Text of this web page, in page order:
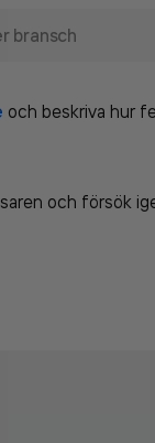
och beskriva hur
och försök